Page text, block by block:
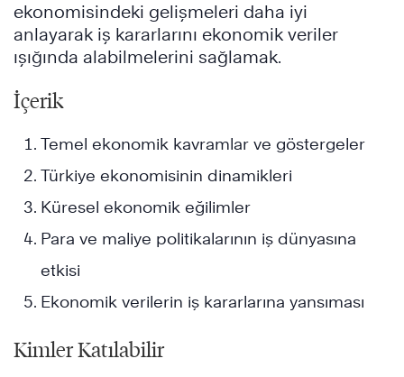
ekonomisindeki gelişmeleri daha iyi
anlayarak iş kararlarını ekonomik veriler
ışığında alabilmelerini sağlamak.
İçerik
Temel ekonomik kavramlar ve göstergeler
Türkiye ekonomisinin dinamikleri
Küresel ekonomik eğilimler
Para ve maliye politikalarının iş dünyasına
etkisi
Ekonomik verilerin iş kararlarına yansıması
Kimler Katılabilir